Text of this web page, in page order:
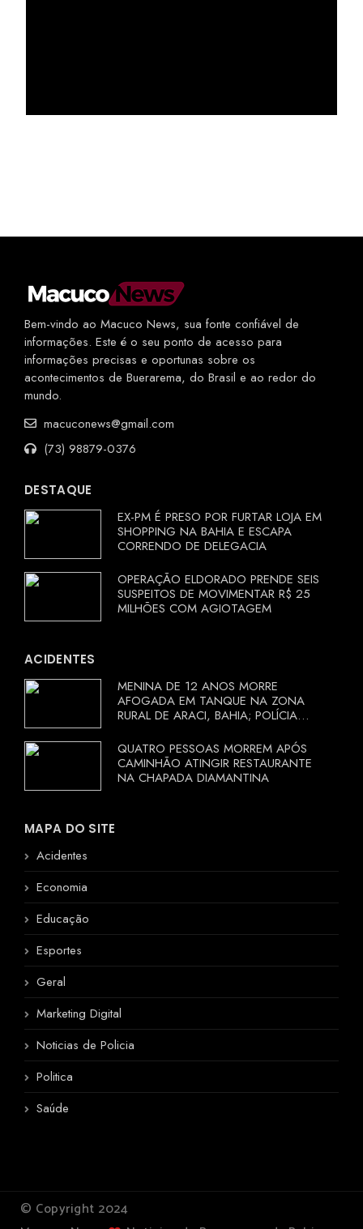
Bem-vindo ao Macuco News, sua fonte confiável de
informações. Este é o seu ponto de acesso para
informações precisas e oportunas sobre os
acontecimentos de Buerarema, do Brasil e ao redor do
mundo.
macuconews@gmail.com
(73) 98879-0376
DESTAQUE
EX-PM É PRESO POR FURTAR LOJA EM
SHOPPING NA BAHIA E ESCAPA
CORRENDO DE DELEGACIA
OPERAÇÃO ELDORADO PRENDE SEIS
SUSPEITOS DE MOVIMENTAR R$ 25
MILHÕES COM AGIOTAGEM
ACIDENTES
MENINA DE 12 ANOS MORRE
AFOGADA EM TANQUE NA ZONA
RURAL DE ARACI, BAHIA; POLÍCIA
QUATRO PESSOAS MORREM APÓS
CAMINHÃO ATINGIR RESTAURANTE
NA CHAPADA DIAMANTINA
MAPA DO SITE
Acidentes
Economia
Educação
Esportes
Geral
Marketing Digital
Noticias de Policia
Politica
Saúde
© Copyright 2024